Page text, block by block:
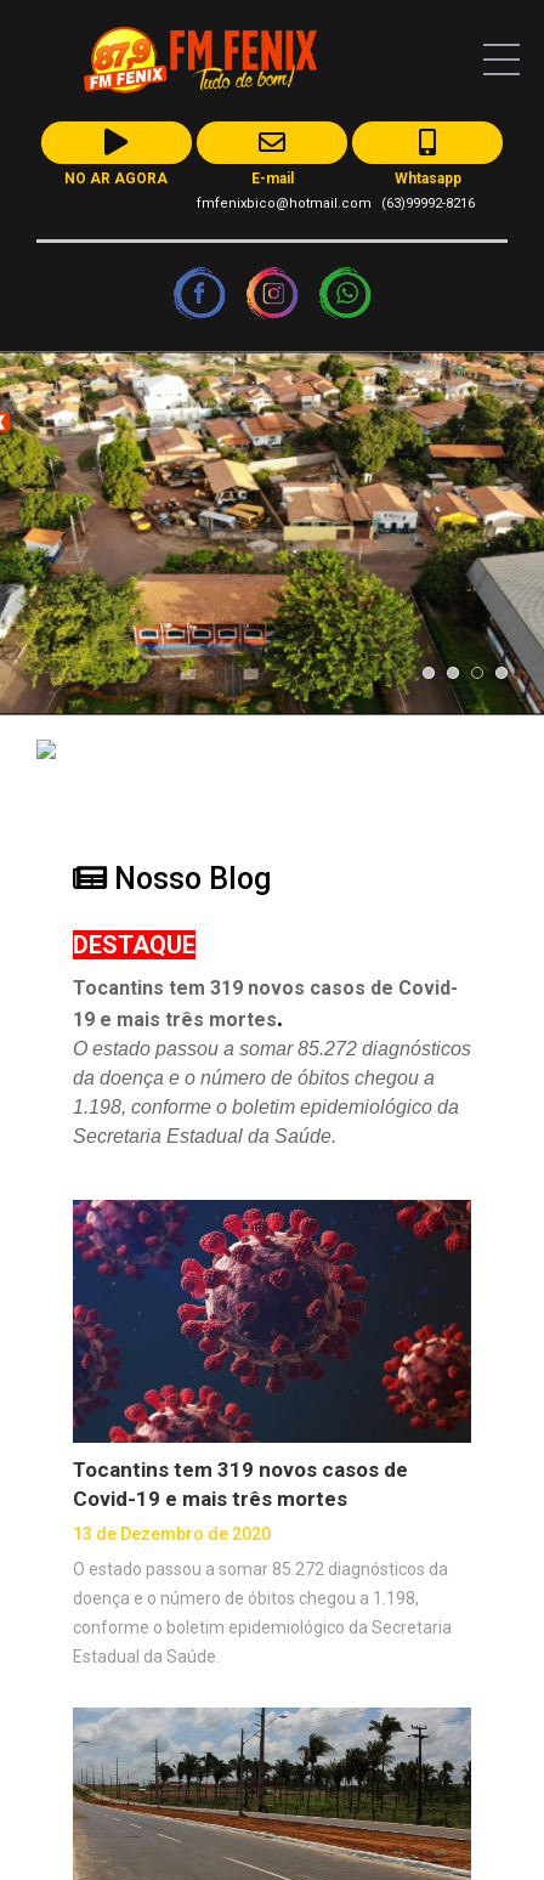
NO AR AGORA E-mail
fmfenixbico@hotmail.com
Whtasapp
(63)99992-8216
Nosso Blog
DESTAQUE
Tocantins tem 319 novos casos de Covid-
19 e mais três mortes.
O estado passou a somar 85.272 diagnósticos
da doença e o número de óbitos chegou a
1.198, conforme o boletim epidemiológico da
Secretaria Estadual da Saúde.
Tocantins tem 319 novos casos de
Covid-19 e mais três mortes
13 de Dezembro de 2020
O estado passou a somar 85.272 diagnósticos da
doença e o número de óbitos chegou a 1.198,
conforme o boletim epidemiológico da Secretaria
Estadual da Saúde.